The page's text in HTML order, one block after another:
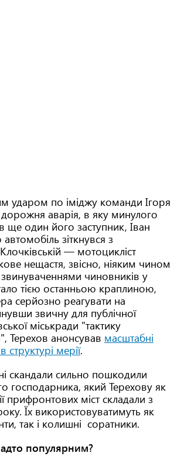
ударом по іміджу команди Ігоря
дорожня аварія, в яку минулого
ще один його заступник, Іван
зіткнувся з
— мотоцикліст
нещастя, звісно, ніяким чином
звинуваченнями чиновників у
тією останньою краплиною,
серйозно реагувати на
звичну для публічної
міськради "тактику
Терехов анонсував масштабні
структурі мерії.
скандали сильно пошкодили
господарника, який Терехову як
прифронтових міст складали з
Їх використовуватимуть як
так і колишні соратники.
популярним?